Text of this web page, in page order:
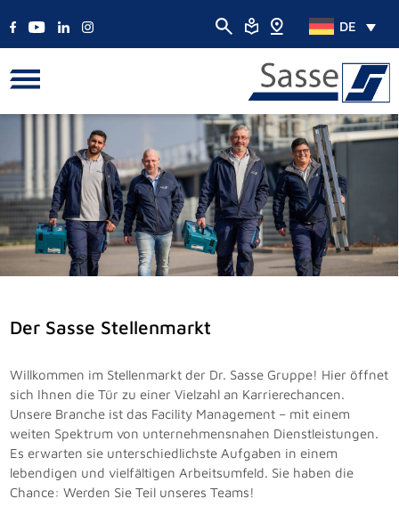
DE
Der Sasse Stellenmarkt
Willkommen im Stellenmarkt der Dr. Sasse Gruppe! Hier öffnet
sich Ihnen die Tür zu einer Vielzahl an Karrierechancen.
Unsere Branche ist das Facility Management – mit einem
weiten Spektrum von unternehmensnahen Dienstleistungen.
Es erwarten sie unterschiedlichste Aufgaben in einem
lebendigen und vielfältigen Arbeitsumfeld. Sie haben die
Chance: Werden Sie Teil unseres Teams!